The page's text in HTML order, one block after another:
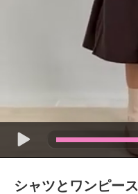
シャツとワンピース